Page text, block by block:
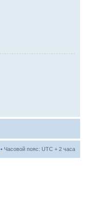
• Часовой пояс: UTC + 2 часа